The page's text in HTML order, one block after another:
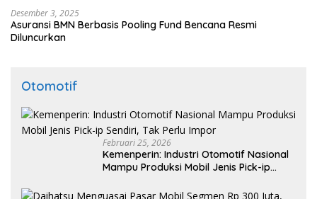
Desember 3, 2025
Asuransi BMN Berbasis Pooling Fund Bencana Resmi
Diluncurkan
Otomotif
Februari 25, 2026
Kemenperin: Industri Otomotif Nasional
Mampu Produksi Mobil Jenis Pick-ip